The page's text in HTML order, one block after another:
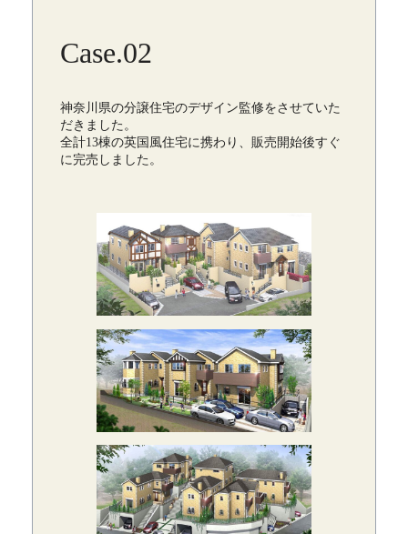
Case.02
神奈川県の分譲住宅のデザイン監修をさせていた
だきました。
全計13棟の英国風住宅に携わり、販売開始後すぐ
に完売しました。